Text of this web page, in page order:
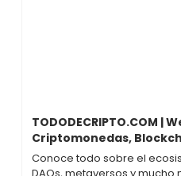
TODODECRIPTO.COM |
Criptomonedas,
Conoce todo sobre el